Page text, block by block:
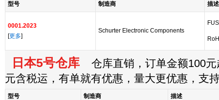
型号 制造商 描述
0001.2023
[更多]
Schurter Electronic Components
日本5号仓库 仓库直销，订单金额100元
元含税运，有单就有优惠，量大更优惠，支
型号 制造商 描述